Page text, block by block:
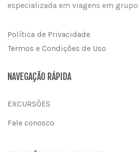
especializada em viagens em
Política de Privacidade
Termos e Condições de Uso
NAVEGAÇÃO RÁPIDA
EXCURSÕES
Fale conosco